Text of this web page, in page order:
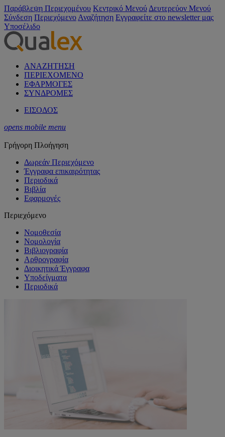
Παράβλεψη Περιεχομένου Κεντρικό Μενού Δευτερεύον Μενού
Σύνδεση Περιεχόμενο Αναζήτηση Εγγραφείτε στο newsletter μας
Υποσέλιδο
ΑΝΑΖΗΤΗΣΗ
ΠΕΡΙΕΧΟΜΕΝΟ
ΕΦΑΡΜΟΓΕΣ
ΣΥΝΔΡΟΜΕΣ
ΕΙΣΟΔΟΣ
opens mobile menu
Γρήγορη Πλοήγηση
Δωρεάν Περιεχόμενο
Έγγραφα επικαιρότητας
Περιοδικά
Βιβλία
Εφαρμογές
Περιεχόμενο
Νομοθεσία
Νομολογία
Βιβλιογραφία
Αρθρογραφία
Διοικητικά Έγγραφα
Υποδείγματα
Περιοδικά